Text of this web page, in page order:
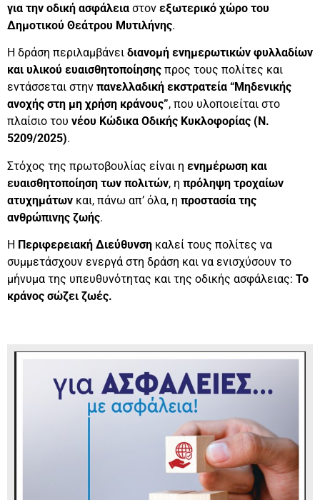
για την οδική ασφάλεια στον εξωτερικό χώρο του
Δημοτικού Θεάτρου Μυτιλήνης.
Η δράση περιλαμβάνει διανομή ενημερωτικών φυλλαδίων
και υλικού ευαισθητοποίησης προς τους πολίτες και
εντάσσεται στην πανελλαδική εκστρατεία “Μηδενικής
ανοχής στη μη χρήση κράνους”, που υλοποιείται στο
πλαίσιο του νέου Κώδικα Οδικής Κυκλοφορίας (Ν.
5209/2025).
Στόχος της πρωτοβουλίας είναι η ενημέρωση και
ευαισθητοποίηση των πολιτών, η πρόληψη τροχαίων
ατυχημάτων και, πάνω απ’ όλα, η προστασία της
ανθρώπινης ζωής.
Η Περιφερειακή Διεύθυνση καλεί τους πολίτες να
συμμετάσχουν ενεργά στη δράση και να ενισχύσουν το
μήνυμα της υπευθυνότητας και της οδικής ασφάλειας: Το
κράνος σώζει ζωές.